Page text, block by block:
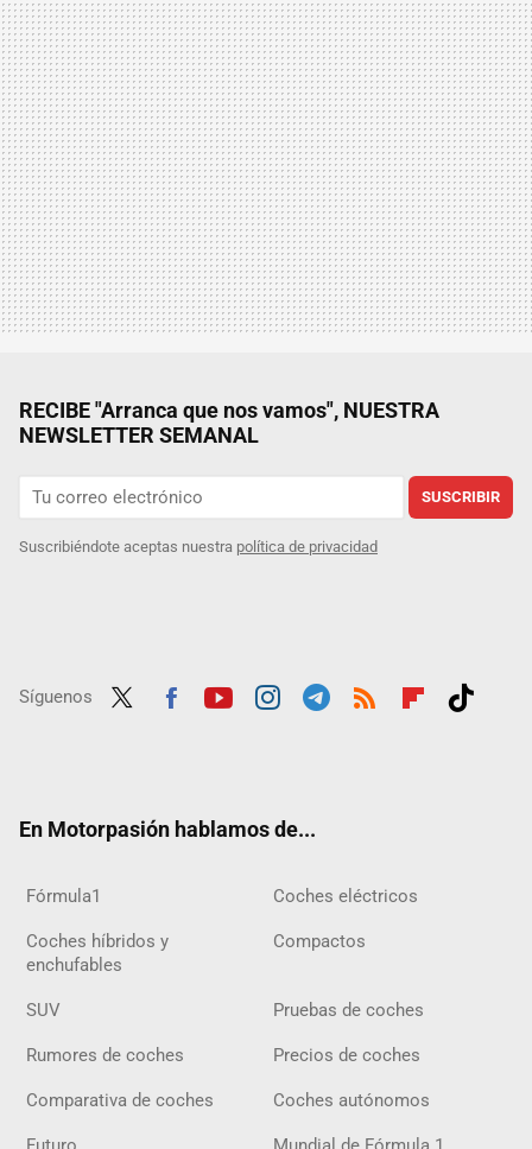
RECIBE "Arranca que nos vamos", NUESTRA
NEWSLETTER SEMANAL
SUSCRIBIR
Suscribiéndote aceptas nuestra política de privacidad
Síguenos
En Motorpasión hablamos de...
Fórmula1 Coches eléctricos
Coches híbridos y
enchufables
Compactos
SUV Pruebas de coches
Rumores de coches Precios de coches
Comparativa de coches Coches autónomos